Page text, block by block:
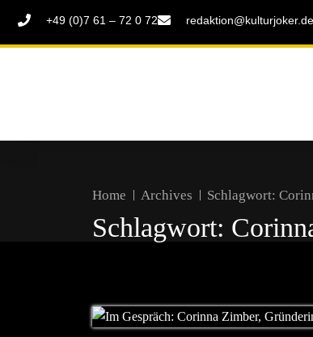
+49 (0)7 61 – 72 0 72 redaktion@kulturjoker.de
Home Archives Schlagwort:
Schlagwort: